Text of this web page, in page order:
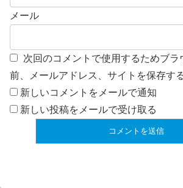
メール
次回のコメントで使用するためブラ
前、メールアドレス、サイトを保存する
新しいコメントをメールで通知
新しい投稿をメールで受け取る